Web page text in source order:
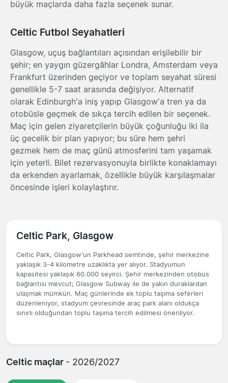
büyük maçlarda daha fazla seçenek sunar.
Celtic Futbol Seyahatleri
Glasgow, uçuş bağlantıları açısından erişilebilir bir
şehir; en yaygın güzergâhlar Londra, Amsterdam veya
Frankfurt üzerinden geçiyor ve toplam seyahat süresi
genellikle 5-7 saat arasında değişiyor. Alternatif
olarak Edinburgh'a iniş yapıp Glasgow'a tren ya da
otobüsle geçmek de sıkça tercih edilen bir seçenek.
Maç için gelen ziyaretçilerin büyük çoğunluğu iki ila
üç gecelik bir plan yapıyor; bu süre hem şehri
gezmek hem de maç günü atmosferini tam yaşamak
için yeterli. Bilet rezervasyonuyla birlikte konaklamayı
da erkenden ayarlamak, özellikle büyük karşılaşmalar
öncesinde işleri kolaylaştırır.
Celtic Park, Glasgow
Celtic Park, Glasgow'un Parkhead semtinde, şehir merkezine
yaklaşık 3-4 kilometre uzaklıkta yer alıyor. Stadyumun
kapasitesi yaklaşık 60.000 seyirci. Şehir merkezinden otobüs
bağlantısı mevcut; Glasgow Subway ile de yakın duraklardan
ulaşmak mümkün. Maç günlerinde ek toplu taşıma seferleri
düzenleniyor, stadyum çevresinde araç park alanı oldukça
sınırlı olduğundan toplu taşıma tercih edilmesi öneriliyor.
Celtic maçlar - 2026/2027